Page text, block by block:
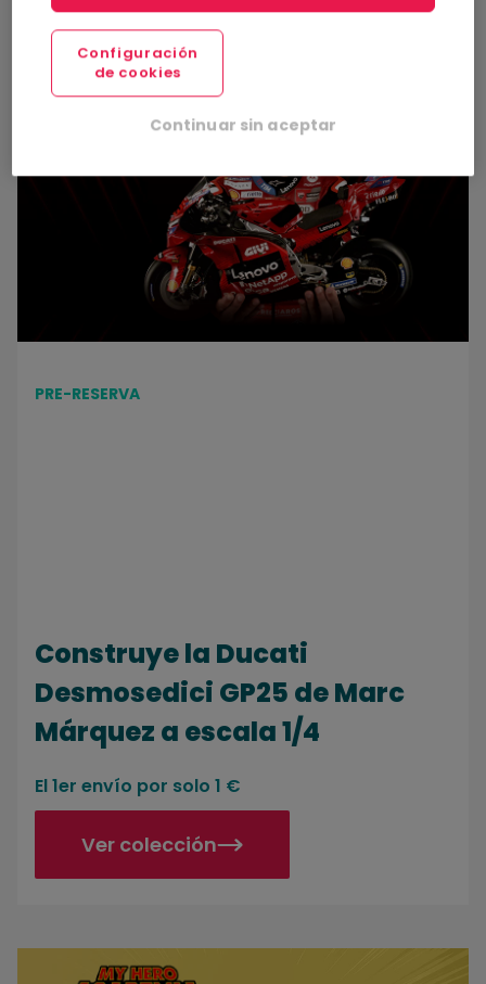
Construye la Ducati Desmosedici GP25 de Marc Márquez a escala
PRE-RESERVA
Construye la Ducati
Desmosedici GP25 de Marc
Márquez a escala 1/4
El 1er envío por solo 1 €
Ver colección
Configuración
de cookies
Continuar sin aceptar